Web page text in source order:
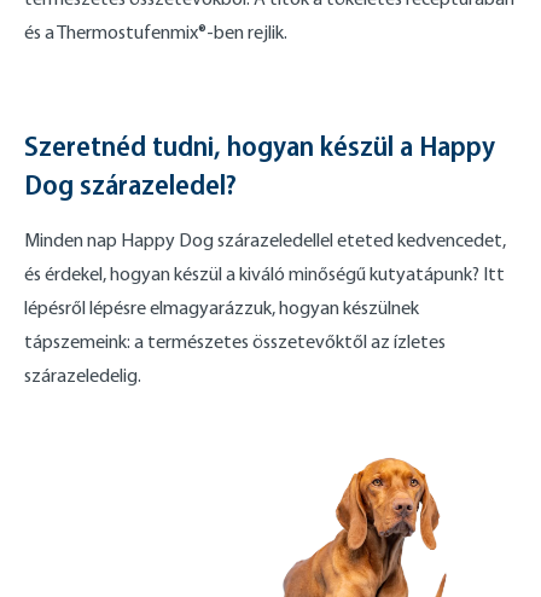
és a Thermostufenmix®-ben rejlik.
Szeretnéd tudni, hogyan készül a Happy
Dog szárazeledel?
Minden nap Happy Dog szárazeledellel eteted kedvencedet,
és érdekel, hogyan készül a kiváló minőségű kutyatápunk? Itt
lépésről lépésre elmagyarázzuk, hogyan készülnek
tápszemeink: a természetes összetevőktől az ízletes
szárazeledelig.